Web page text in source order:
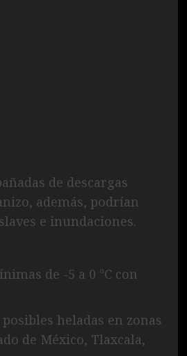
de descargas
además, podrían
e inundaciones.
de -5 a 0 °C con
heladas en zonas
de México, Tlaxcala,